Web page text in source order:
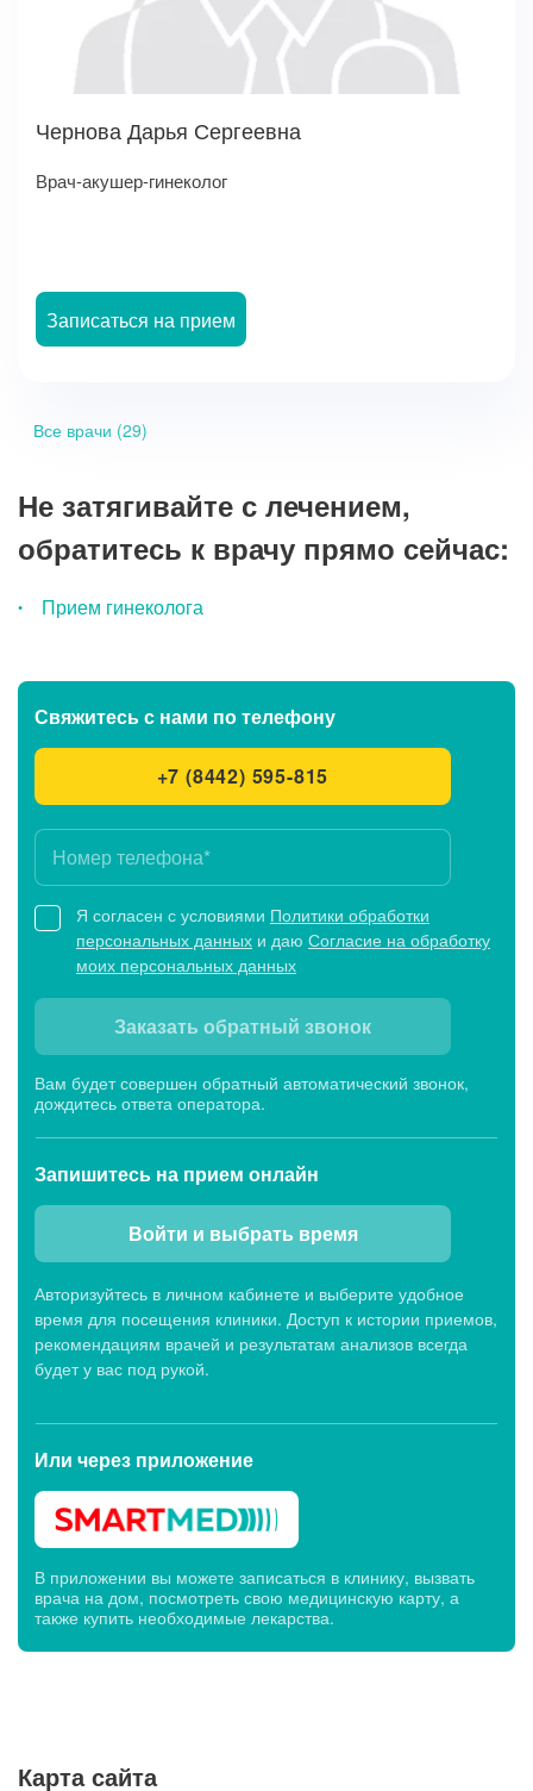
Чернова Дарья Сергеевна
Врач-акушер-гинеколог
Записаться на прием
Все врачи (29)
Не затягивайте с лечением,
обратитесь к врачу прямо сейчас:
Прием гинеколога
Свяжитесь с нами по телефону
+7 (8442) 595-815
Я согласен с условиями Политики обработки
персональных данных и даю Согласие на обработку
моих персональных данных
Заказать обратный звонок
Вам будет совершен обратный автоматический звонок,
дождитесь ответа оператора.
Запишитесь на прием онлайн
Войти и выбрать время
Авторизуйтесь в личном кабинете и выберите удобное
время для посещения клиники. Доступ к истории приемов,
рекомендациям врачей и результатам анализов всегда
будет у вас под рукой.
Или через приложение
В приложении вы можете записаться в клинику, вызвать
врача на дом, посмотреть свою медицинскую карту, а
также купить необходимые лекарства.
Карта сайта